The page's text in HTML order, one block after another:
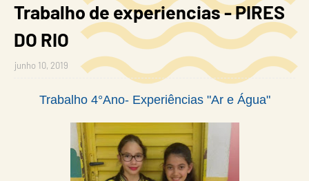
Trabalho de experiencias - PIRES
DO RIO
junho 10, 2019
Trabalho 4°Ano- Experiências "Ar e Água"